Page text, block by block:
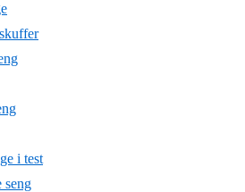
i test
seng